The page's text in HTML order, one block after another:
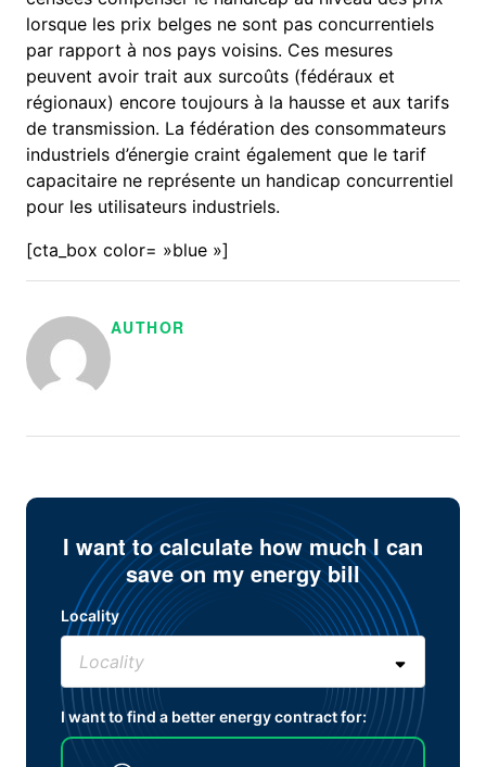
lorsque les prix belges ne sont pas concurrentiels
par rapport à nos pays voisins. Ces mesures
peuvent avoir trait aux surcoûts (fédéraux et
régionaux) encore toujours à la hausse et aux tarifs
de transmission. La fédération des consommateurs
industriels d’énergie craint également que le tarif
capacitaire ne représente un handicap concurrentiel
pour les utilisateurs industriels.
[cta_box color= »blue »]
AUTHOR
I want to calculate how much I can
save on my energy bill
Locality
I want to find a better energy contract for: